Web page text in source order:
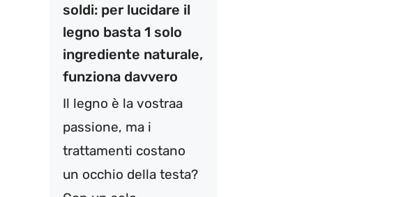
soldi: per lucidare il
legno basta 1 solo
ingrediente naturale,
funziona davvero
Il legno è la vostraa
passione, ma i
trattamenti costano
un occhio della testa?